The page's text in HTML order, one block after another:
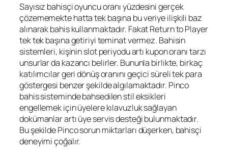
Sayısız bahisçi oyuncu oranı yüzdesini gerçek
çözememekte hatta tek başına bu veriye ilişkili baz
alınarak bahis kullanmaktadır. Fakat Return to Player
tek tek başına getiriyi teminat vermez. Bahisin
sistemleri, kişinin slot periyodu artı kupon oranı tarzı
unsurlar da kazancı belirler. Bununla birlikte, birkaç
katılımcılar geri dönüş oranını geçici süreli tek para
göstergesi benzer şekilde algılamaktadır. Pinco
bahis sisteminde bahsedilen stil eksikleri
engellemek için üyelere kılavuzluk sağlayan
dokümanlar artı üye servis desteği bulunmaktadır.
Bu şekilde Pinco sorun miktarları düşerken, bahisçi
deneyimi çoğalır.